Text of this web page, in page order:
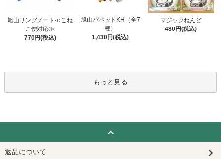
旭山リングノート≪こね
こ便対応≫
770円(税込)
旭山パペットKH（全7
種）
1,430円(税込)
マジックねんど
480円(税込)
もっと見る
返品について